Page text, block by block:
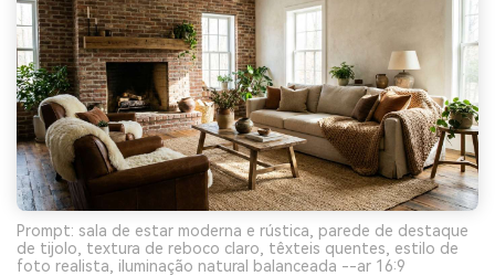
Prompt: sala de estar moderna e rústica, parede de destaque
de tijolo, textura de reboco claro, têxteis quentes, estilo de
foto realista, iluminação natural balanceada --ar 16:9